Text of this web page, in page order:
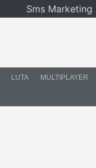
LUTA MULTIPLAYER
Sms Marketing